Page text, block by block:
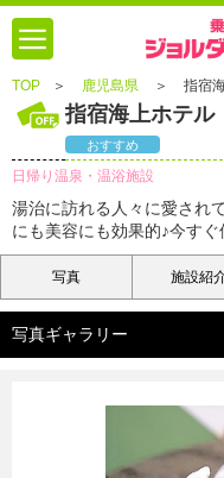
TOP ＞ 鹿児島県 ＞ 指宿
指宿海上ホテル
おすすめ
日帰り温泉・温浴施設
湯治に訪れる人々に愛され
にも美容にも効果的♪今す
写真 施設紹
写真ギャラリー